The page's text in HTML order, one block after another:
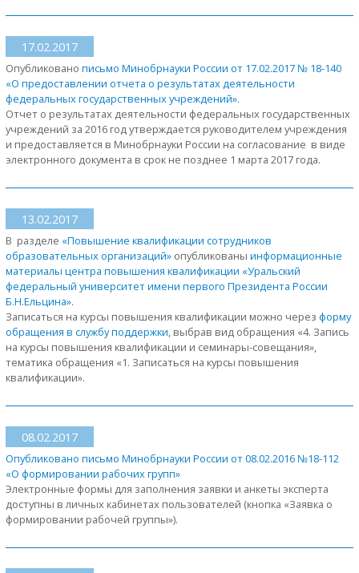
17.02.2017
Опубликовано письмо Минобрнауки России от 17.02.2017 № 18-140
«О предоставлении отчета о результатах деятельности
федеральных государственных учреждений».
Отчет о результатах деятельности федеральных государственных
учреждений за 2016 год утверждается руководителем учреждения
и предоставляется в Минобрнауки России на согласование в виде
электронного документа в срок не позднее 1 марта 2017 года.
13.02.2017
В разделе «Повышение квалификации сотрудников
образовательных организаций» опубликованы информационные
материалы центра повышения квалификации «Уральский
федеральный университет имени первого Президента России
Б.Н.Ельцина».
Записаться на курсы повышения квалификации можно через форму
обращения в службу поддержки , выбрав вид обращения «4. Запись
на курсы повышения квалификации и семинары-совещания»,
тематика обращения «1. Записаться на курсы повышения
квалификации».
08.02.2017
Опубликовано письмо Минобрнауки России от 08.02.2016 №18-112
«О формировании рабочих групп»
Электронные формы для заполнения заявки и анкеты эксперта
доступны в личных кабинетах пользователей (кнопка «Заявка о
формировании рабочей группы»).